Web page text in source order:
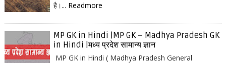
है।... Readmore
MP GK in Hindi |MP GK – Madhya Pradesh GK
in Hindi |मध्य प्रदेश सामान्य ज्ञान
MP GK in Hindi ( Madhya Pradesh General